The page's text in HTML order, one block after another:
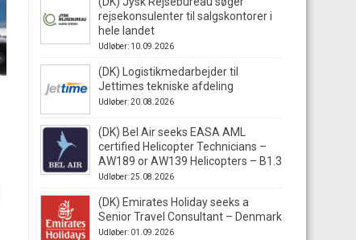
rejsekonsulenter til salgskontorer i
hele landet
Udløber: 10.09.2026
(DK) Logistikmedarbejder til
Jettimes tekniske afdeling
Udløber: 20.08.2026
(DK) Bel Air seeks EASA AML
certified Helicopter Technicians –
AW189 or AW139 Helicopters – B1.3
Udløber: 25.08.2026
(DK) Emirates Holiday seeks a
Senior Travel Consultant – Denmark
Udløber: 01.09.2026